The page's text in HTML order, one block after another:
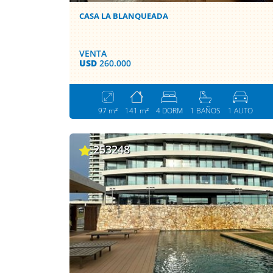
CASA LA BLANQUEADA
VENTA
USD 260.000
97 m² 141 m² 4 DORM 1 BAÑOS 1 AUTO
253248